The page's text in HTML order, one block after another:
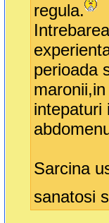
regula.
perioada
intepaturi
Sarcina
sanatosi